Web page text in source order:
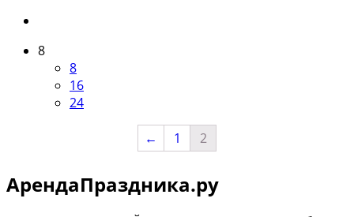
8
8
16
24
← 1 2
АрендаПраздника.ру